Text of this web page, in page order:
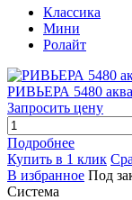
Классика
Мини
Ролайт
РИВЬЕРА 5480
Запросить цену
Подробнее
Купить в 1 клик
В избранное Под
Система